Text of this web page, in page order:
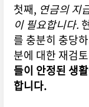
첫째, 연금의 지
이 필요합니다.
를 충분히 충당
분에 대한 재검
들이 안정된 생
합니다.